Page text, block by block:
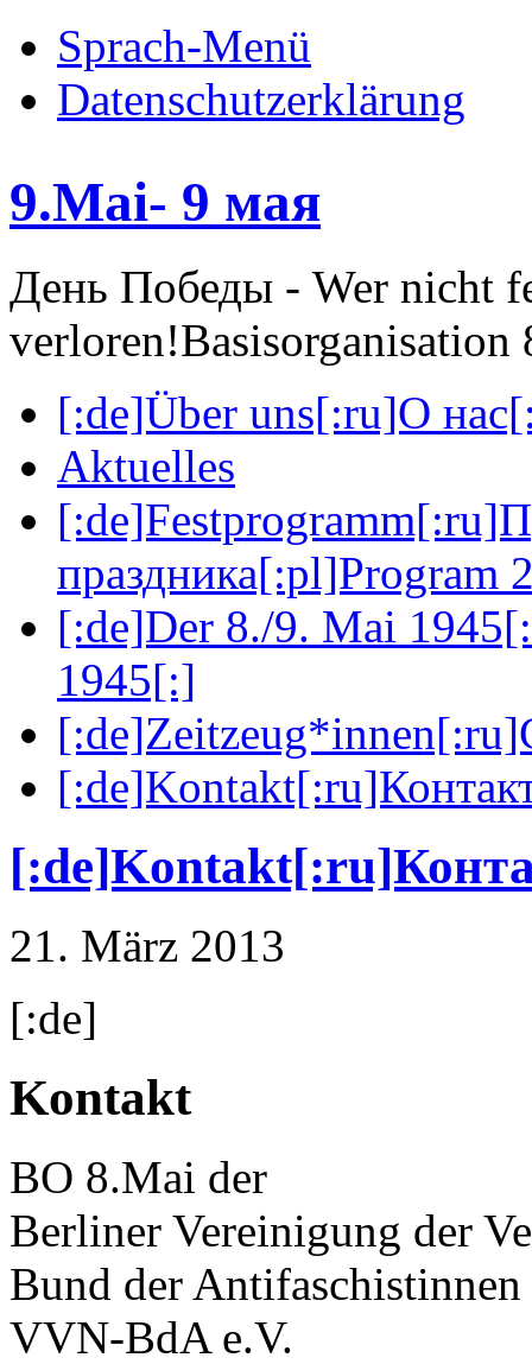
Sprach-Menü
Datenschutzerklärung
9.Mai- 9 мая
День Победы - Wer nicht
verloren!
[:de]Über uns[:ru]О
Aktuelles
праздника[:pl]Program
[:de]Der 8./9. Mai
1945[:]
21. März 2013
[:de]
Kontakt
BO 8.Mai der
Berliner Vereinigung der
Bund der
VVN-BdA e.V.